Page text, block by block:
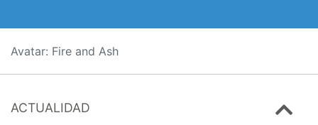
Avatar: Fire and Ash
ACTUALIDAD